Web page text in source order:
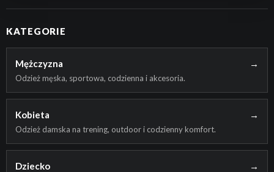
KATEGORIE
Mężczyzna →
Odzież męska, sportowa, codzienna i akcesoria.
Kobieta →
Odzież damska na trening, outdoor i codzienny komfort.
Dziecko →